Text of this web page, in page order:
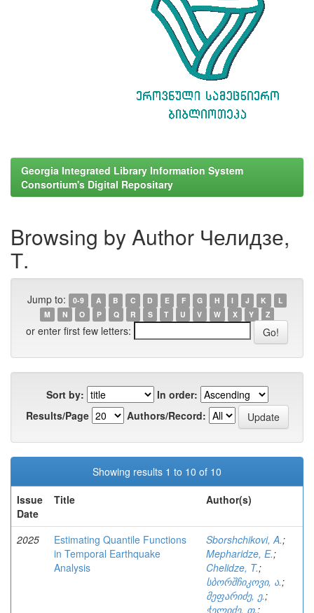
Georgia Integrated Library Information System
Consortium's Digital Repositary
Browsing by Author Челидзе,
Т.
Jump to: 0-9 A B C D E F G H I J K
L
M
N O P Q R S T U V W X Y Z
or enter first few letters:
Sort by:
In order:
Results/Page
Authors/Record:
Showing results 1 to 10 of 10
Issue
Date
Title Author(s)
2025
Estimating Quantile Functions
in Temporal Earthquake
Analysis
Sborshchikovi, A.;
Mepharidze, E.;
Chelidze, T.;
სბორშჩიკოვი, ა.;
მეფარიძე, ე.;
ჭელიძე, თ.;